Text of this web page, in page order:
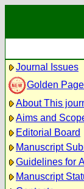
Journal Issues
Golden
About This
Aims and
Editorial Board
Manuscript
Guidelines for
Manuscript